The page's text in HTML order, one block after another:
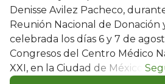
Denisse Avilez Pacheco,
Reunión Nacional de Donación
celebrada los días 6 y 7 de
Congresos del Centro Médico
XXI, en la Ciudad de México.